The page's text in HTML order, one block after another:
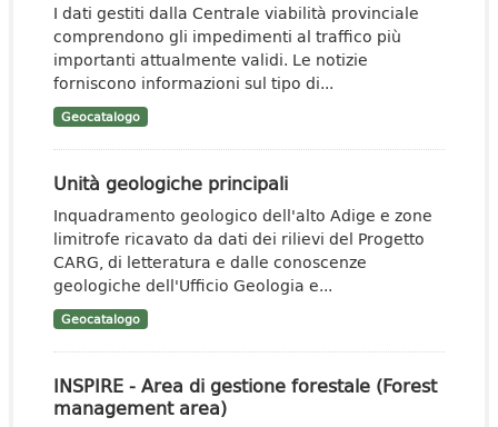
I dati gestiti dalla Centrale viabilità provinciale
comprendono gli impedimenti al traffico più
importanti attualmente validi. Le notizie
forniscono informazioni sul tipo di...
Geocatalogo
Unità geologiche principali
Inquadramento geologico dell'alto Adige e zone
limitrofe ricavato da dati dei rilievi del Progetto
CARG, di letteratura e dalle conoscenze
geologiche dell'Ufficio Geologia e...
Geocatalogo
INSPIRE - Area di gestione forestale (Forest
management area)